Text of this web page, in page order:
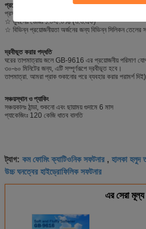
প্রয়োগ
প্রস্তাবিত ব্যবহারঃ 1:9
☆ ডুবানোঃ ডোজঃ ১.০-৫.০% (ও.ও.এফ)
☆ বিভিন্ন প্রয়োজনীয়তা অর্জনের জন্য বিভিন্ন সিলিকন তেলের
দ্রবীভূত করার পদ্ধতি
ঘরের তাপমাত্রায় জলে GB-9616 এর প্রয়োজনীয় পরিমাণ
৩০-৬০ মিনিটের জন্য, এটি সম্পূর্ণরূপে দ্রবীভূত হবে।
তাপমাত্রা. আমরা প্রাক শুকানোর পরে ব্যবহার করার পরামর্শ দিই)
সঞ্চয়স্থান ও প্যাকিং
সঞ্চয়কালঃ ঠান্ডা, শুকনো এবং ছায়াময় গুদামে 6 মাস
প্যাকেজিংঃ 120 কেজি ধাতব বালতি
ট্যাগ: কম ফোমিং ক্যাটিওনিক সফটনার , হালকা হলুদ
উচ্চ ঘনত্বের হাইড্রোফিলিক সফটনার
এর সেরা মূল্য